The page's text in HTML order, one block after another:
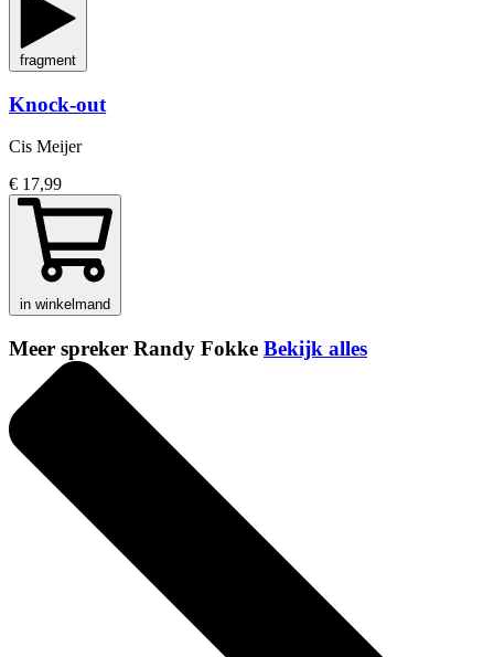
fragment
Knock-out
Cis Meijer
€ 17,99
in winkelmand
Meer spreker Randy Fokke Bekijk alles